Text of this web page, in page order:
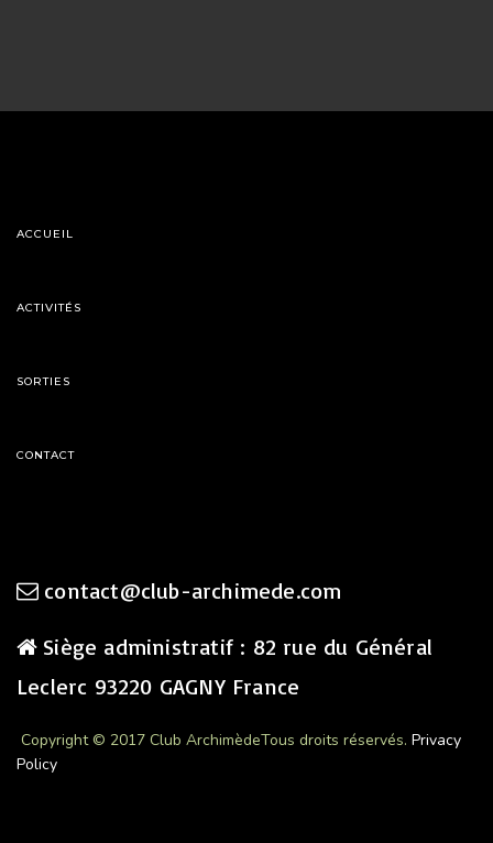
ACCUEIL
ACTIVITÉS
SORTIES
CONTACT
contact@club-archimede.com
Siège administratif : 82 rue du Général
Leclerc 93220 GAGNY France
Copyright © 2017 Club ArchimèdeTous droits réservés. Privacy
Policy